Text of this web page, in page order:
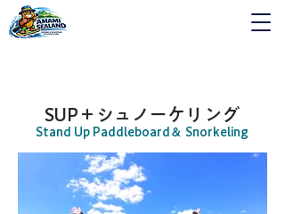
SUP＋シュノーケリング
Stand Up Paddleboard ＆ Snorkeling